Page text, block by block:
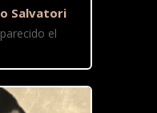
Salvatori
el